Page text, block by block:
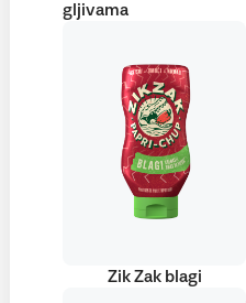
gljivama
Zik Zak blagi